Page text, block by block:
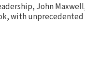
John
with